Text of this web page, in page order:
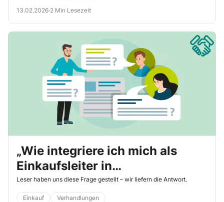
13.02.2026·2 Min Lesezeit
„Wie integriere ich mich als
Einkaufsleiter in
Verhandlungen?“
Leser haben uns diese Frage gestellt – wir liefern die Antwort.
Einkauf Verhandlungen